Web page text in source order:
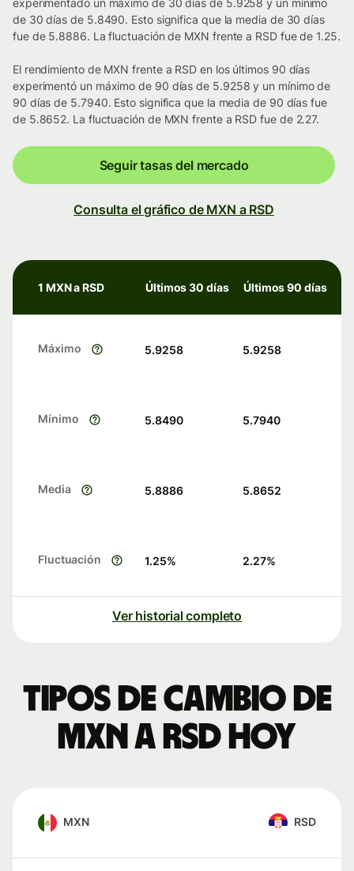
experimentado un máximo de 30 días de 5.9258 y un mínimo
de 30 días de 5.8490. Esto significa que la media de 30 días
fue de 5.8886. La fluctuación de MXN frente a RSD fue de 1.25.
El rendimiento de MXN frente a RSD en los últimos 90 días
experimentó un máximo de 90 días de 5.9258 y un mínimo de
90 días de 5.7940. Esto significa que la media de 90 días fue
de 5.8652. La fluctuación de MXN frente a RSD fue de 2.27.
Seguir tasas del mercado
Consulta el gráfico de MXN a RSD
1 MXN a RSD Últimos 30 días Últimos 90 días
Máximo 5.9258 5.9258
Mínimo 5.8490 5.7940
Media 5.8886 5.8652
Fluctuación 1.25% 2.27%
Ver historial completo
Tipos de cambio de
MXN a RSD hoy
MXN RSD